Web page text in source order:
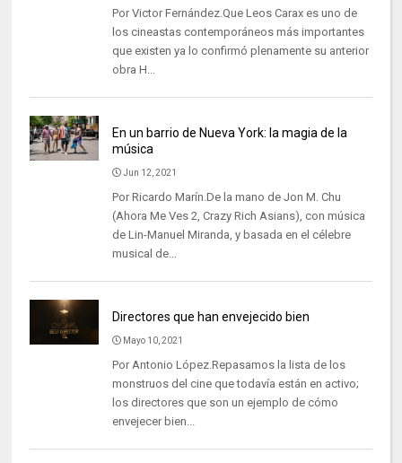
Por Victor Fernández.Que Leos Carax es uno de
los cineastas contemporáneos más importantes
que existen ya lo confirmó plenamente su anterior
obra H...
En un barrio de Nueva York: la magia de la
música
Jun 12, 2021
Por Ricardo Marín.De la mano de Jon M. Chu
(Ahora Me Ves 2, Crazy Rich Asians), con música
de Lin-Manuel Miranda, y basada en el célebre
musical de...
Directores que han envejecido bien
Mayo 10, 2021
Por Antonio López.Repasamos la lista de los
monstruos del cine que todavía están en activo;
los directores que son un ejemplo de cómo
envejecer bien...